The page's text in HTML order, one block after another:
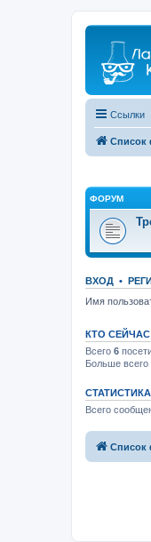
Ссылки
Список
ФОРУМ
ВХОД •
Имя
КТО
Всего 6
Больше всего
СТАТИСТИКА
Всего
Список